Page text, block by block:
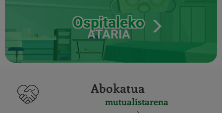
Ospitaleko
ATARIA
Abokatua
mutualistarena